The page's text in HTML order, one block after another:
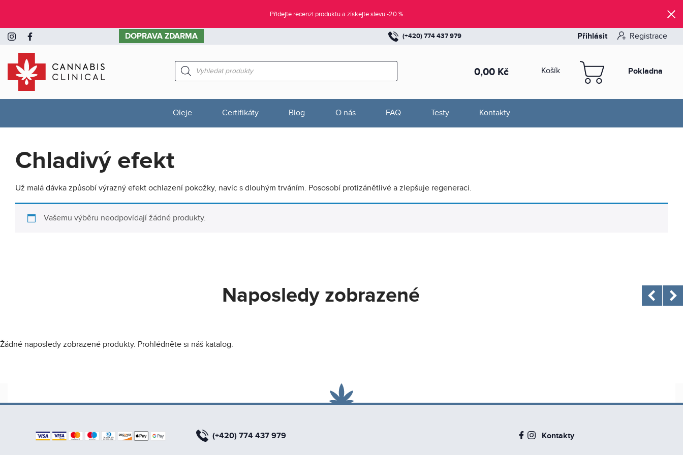
Přidejte recenzi produktu a získejte slevu -20 %.
DOPRAVA ZDARMA (+420) 774 437 979 Přihlásit Registrace
Products
search
0,00 Kč Košík Pokladna
Oleje Certifikáty Blog O nás FAQ Testy Kontakty
Chladivý efekt
Už malá dávka způsobí výrazný efekt ochlazení pokožky, navíc s dlouhým trváním. Pososobí protizánětlivé a zlepšuje regeneraci.
Vašemu výběru neodpovídají žádné produkty.
Naposledy zobrazené
Žádné naposledy zobrazené produkty. Prohlédněte si náš katalog.
(+420) 774 437 979 Kontakty